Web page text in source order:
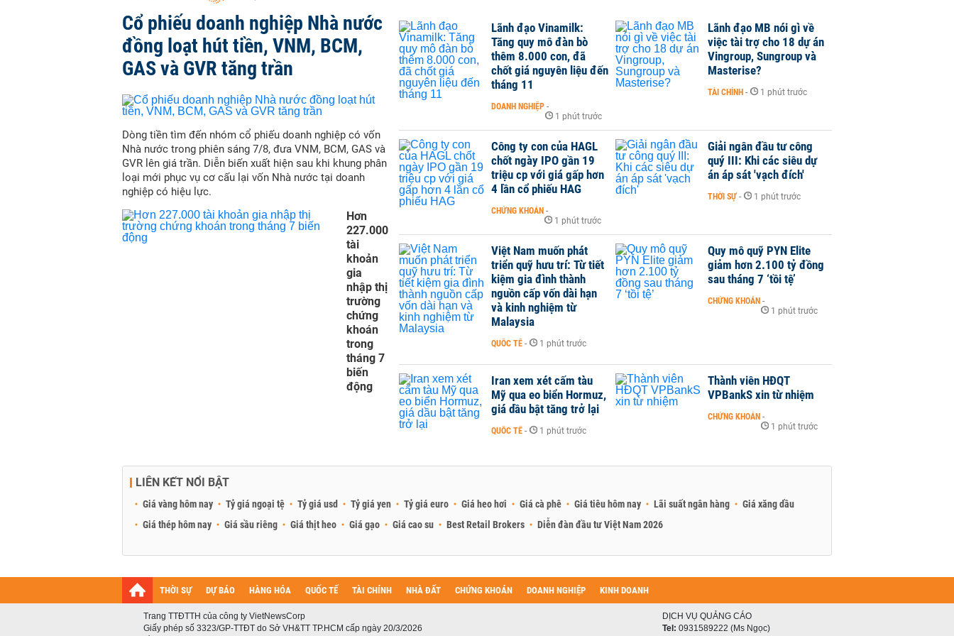
Cổ phiếu doanh nghiệp Nhà nước
đồng loạt hút tiền, VNM, BCM,
GAS và GVR tăng trần
Dòng tiền tìm đến nhóm cổ phiếu doanh nghiệp có vốn
Nhà nước trong phiên sáng 7/8, đưa VNM, BCM, GAS và
GVR lên giá trần. Diễn biến xuất hiện sau khi khung phân
loại mới phục vụ cơ cấu lại vốn Nhà nước tại doanh
nghiệp có hiệu lực.
Hơn
227.000
tài
khoản
gia
nhập thị
trường
chứng
khoán
trong
tháng 7
biến
động
Lãnh đạo Vinamilk:
Tăng quy mô đàn bò
thêm 8.000 con, đã
chốt giá nguyên liệu đến
tháng 11
DOANH NGHIỆP -
1 phút trước
Lãnh đạo MB nói gì về
việc tài trợ cho 18 dự án
Vingroup, Sungroup và
Masterise?
TÀI CHÍNH - 1 phút trước
Công ty con của HAGL
chốt ngày IPO gần 19
triệu cp với giá gấp hơn
4 lần cổ phiếu HAG
CHỨNG KHOÁN -
1 phút trước
Giải ngân đầu tư công
quý III: Khi các siêu dự
án áp sát 'vạch đích'
THỜI SỰ - 1 phút trước
Việt Nam muốn phát
triển quỹ hưu trí: Từ tiết
kiệm gia đình thành
nguồn cấp vốn dài hạn
và kinh nghiệm từ
Malaysia
QUỐC TẾ - 1 phút trước
Quy mô quỹ PYN Elite
giảm hơn 2.100 tỷ đồng
sau tháng 7 ‘tồi tệ’
CHỨNG KHOÁN -
1 phút trước
Iran xem xét cấm tàu
Mỹ qua eo biển Hormuz,
giá dầu bật tăng trở lại
QUỐC TẾ - 1 phút trước
Thành viên HĐQT
VPBankS xin từ nhiệm
CHỨNG KHOÁN -
1 phút trước
LIÊN KẾT NỔI BẬT
Giá vàng hôm nay Tỷ giá ngoại tệ Tỷ giá usd Tỷ giá yen Tỷ giá euro Giá heo hơi Giá cà phê Giá tiêu hôm nay Lãi suất ngân hàng
Giá xăng dầu
Giá thép hôm nay
Giá sầu riêng Giá thịt heo Giá gạo Giá cao su Best Retail Brokers Diễn đàn đầu tư Việt Nam 2026
THỜI SỰ DỰ BÁO HÀNG HÓA QUỐC TẾ TÀI CHÍNH NHÀ ĐẤT CHỨNG KHOÁN DOANH NGHIỆP KINH DOANH
Trang TTĐTTH của công ty VietNewsCorp
Giấy phép số 3323/GP-TTĐT do Sở VH&TT TP.HCM cấp ngày 20/3/2026
DỊCH VỤ QUẢNG CÁO
Tel: 0931589222 (Ms Ngọc)